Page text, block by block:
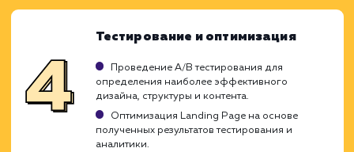
элементом для увеличения
достижения бизнес-целей. Мы
глубокие знания в области UX/UI
применяем проверенные стратегии SEO,
создать продающую страницу, которая
максимально соответствовать